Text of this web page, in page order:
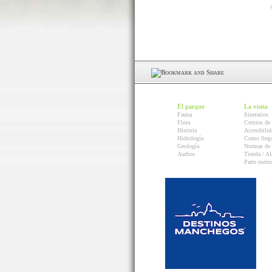
El parque
Fauna
Flora
Historia
Hidrología
Geología
Audios
La visita
Itinerarios
Centros de
Como
Normas
Tienda /
Parte